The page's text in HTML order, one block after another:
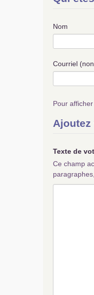
Nom
Courriel
Pour
Texte de
Ce champ